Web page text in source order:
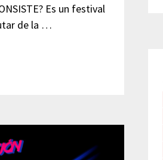
Es un festival
de la …